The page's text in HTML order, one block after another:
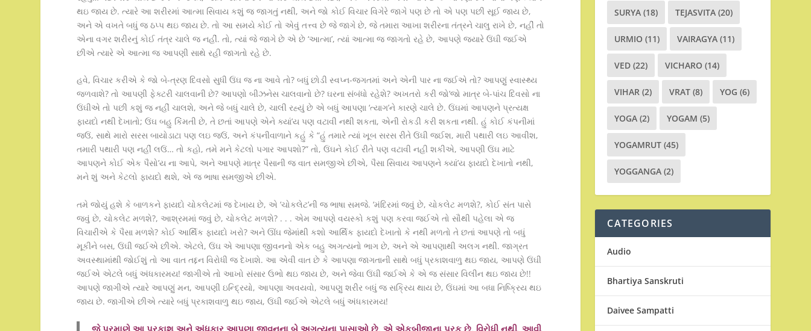
થઇ જાય છે. ત્યારે આ શરીરમાં આત્મા સિવાય કશું જ જાગતું નથી, અને જો કોઈ વિચાર વિગેરે જાગે પણ છે તો એ પણ પછી સૂઈ જાય છે,
અને એ વખતે બધું જ ઠપ્પ થઇ જાય છે. તો આ સમયે કોઈ તો એવું તત્ત્વ છે જે જાગે છે, જે તમારા આખા શરીરના તંત્રને ચાલુ રાખે છે, નહીં તો
એના વગર શરીરનું કોઈ તંત્ર ચાલે જ નહીં. તો, ત્યાં જે જાગે છે એ છે ‘આત્મા’, ત્યાં આત્મા જ જાગતો રહે છે, આપણે જયારે ઉંઘી જઈએ
છીએ ત્યારે એ આત્મા જ આપણી સાથે રહી જાગતો રહે છે.
હવે, વિચાર કરીએ કે જો બે-ત્રણ દિવસો સુધી ઉંઘ જ ના આવે તો? બધું છોડી સ્વપ્ન-જગતમાં અને એની પાર ના જઈએ તો? આપણું સ્વાસ્થ્ય
જળવાશે? તો આપણી ફેક્ટરી ચાલવાની છે? આપણો બીઝનેસ ચાલવાનો છે? ઘરના સંબંધો રહેશે? અખતરો કરી જો’જો માત્ર બે-પાંચ દિવસો ના
ઉંઘીએ તો પછી કશું જ નહીં ચાલશે, અને જે બધું ચાલે છે, ચાલી રહ્યું છે એ બધું આપણા ‘ત્યાગ’ને કારણે ચાલે છે. ઉંઘમાં આપણને પ્રત્યક્ષ
ફાયદો નથી દેખાતો; ઉંઘ બહુ કિંમતી છે, તે છતાં આપણે એને ક્યાં’ય પણ વટાવી નથી શકતા, એની રોકડી કરી શકતા નથી. હું કોઈ કંપનીમાં
જઉં, સાથે મારો સરસ બાયોડાટા પણ લઇ જઉં, અને કંપનીવાળાને કહું કે “હું તમારે ત્યાં ખૂબ સરસ રીતે ઉંઘી જઈશ, મારી પથારી લઇ આવીશ,
તમારી પથારી પણ નહીં લઉં… તો કહો, તમે મને કેટલો પગાર આપશો?” તો, ઉંઘને કોઈ રીતે પણ વટાવી નહી શકીએ, આપણી ઉંઘ માટે
આપણને કોઈ એક પૈસો’ય ના આપે, અને આપણે માત્ર પૈસાની જ વાત સમજીએ છીએ, પૈસા સિવાય આપણને ક્યાં’ય ફાયદો દેખાતો નથી,
મને શું અને કેટલો ફાયદો થશે, એ જ ભાષા સમજીએ છીએ.
તમે જોયું હશે કે બાળકને ફાયદો ચોકલેટમાં જ દેખાય છે, એ ‘ચોકલેટ’ની જ ભાષા સમજે. ‘મંદિરમાં જવું છે, ચોકલેટ મળશે?, કોઈ સંત પાસે
જવું છે, ચોકલેટ મળશે?, આશ્રમમાં જવું છે, ચોકલેટ મળશે? . . . એમ આપણે વયસ્કો કશું પણ કરવા જઈએ તો સૌથી પહેલા એ જ
વિચારીએ કે પૈસા મળશે? કોઈ આર્થિક ફાયદો ખરો? અને ઊંઘ જેમાંથી કશો આર્થિક ફાયદો દેખાતો કે નથી મળતો તે છતાં આપણે તો બધું
મૂકીને બસ, ઉંઘી જઈએ છીએ. એટલે, ઉંઘ એ આપણા જીવનનો એક બહુ અગત્યનો ભાગ છે, અને એ આપણાથી અલગ નથી. જાગ્રત
અવસ્થામાંથી જોઈશું તો આ વાત તદ્દન વિરોધી જ દેખાશે. આ એવી વાત છે કે આપણા જાગતાની સાથે બધું પ્રકાશવાળુ થઇ જાય, આપણે ઉંઘી
જઈએ એટલે બધું અંધકારમય! જાગીએ તો આખો સંસાર ઉભો થઇ જાય છે, અને જેવા ઉંઘી જઈએ કે એ જ સંસાર વિલીન થઇ જાય છે!!
આપણે જાગીએ ત્યારે આપણું મન, આપણી ઇન્દ્રિયો, આપણા અવયવો, આપણુ શરીર બધું જ સક્રિય થાય છે, ઉંઘમાં આ બધા નિષ્ક્રિય થઇ
જાય છે. જાગીએ છીએ ત્યારે બધું પ્રકાશવાળુ થઇ જાય, ઉંઘી જઈએ એટલે બધું અંધકારમય!
SURYA (18) TEJASVITA (20)
URMIO (11) VAIRAGYA (11)
VED (22) VICHARO (14)
VIHAR (2) VRAT (8) YOG (6)
YOGA (2) YOGAM (5)
YOGAMRUT (45)
YOGGANGA (2)
CATEGORIES
Audio
Bhartiya Sanskruti
Daivee Sampatti